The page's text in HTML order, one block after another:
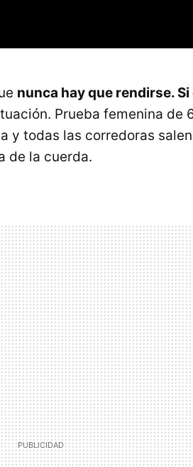
nunca hay que rendirse.
Prueba femenina de
y todas las corredoras
de la cuerda.